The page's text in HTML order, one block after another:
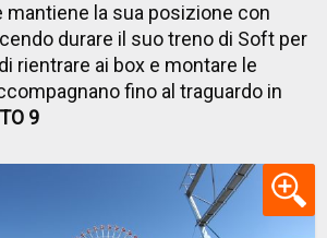
mantiene la sua posizione con
durare il suo treno di Soft per
rientrare ai box e montare le
fino al traguardo in
9